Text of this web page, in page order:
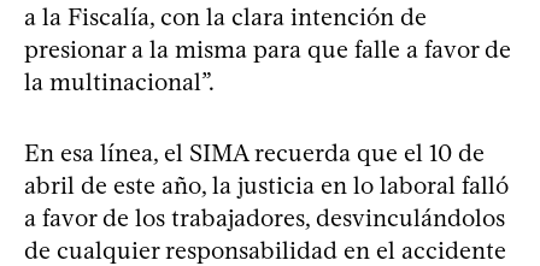
a la Fiscalía, con la clara intención de
presionar a la misma para que falle a favor de
la multinacional”.
En esa línea, el SIMA recuerda que el 10 de
abril de este año, la justicia en lo laboral falló
a favor de los trabajadores, desvinculándolos
de cualquier responsabilidad en el accidente